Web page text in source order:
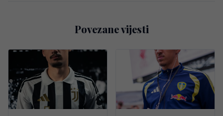
Povezane vijesti